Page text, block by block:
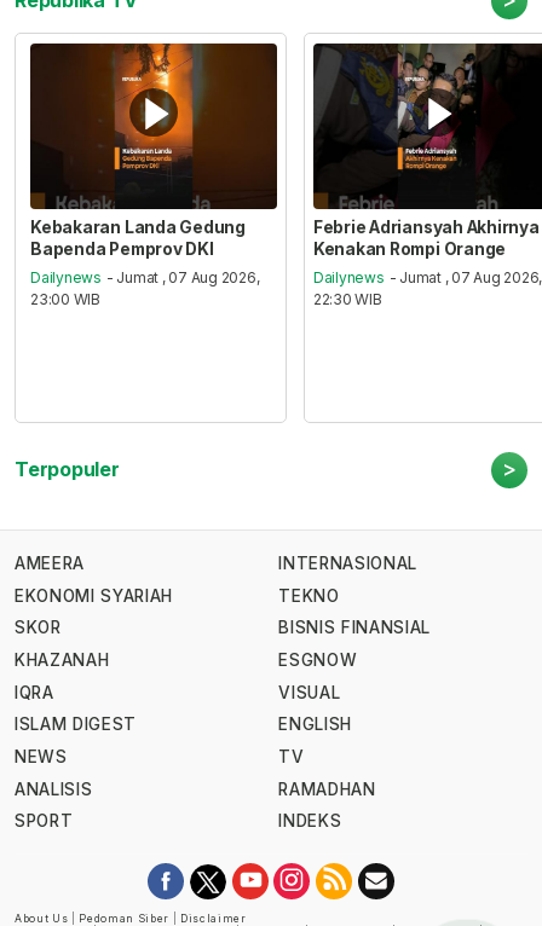
Kebakaran Landa Gedung
Bapenda Pemprov DKI
Dailynews - Jumat , 07 Aug 2026,
23:00 WIB
Febrie Adriansyah Akhirnya
Kenakan Rompi Orange
Dailynews - Jumat , 07 Aug 2026,
22:30 WIB
Terpopuler >
AMEERA
EKONOMI SYARIAH
SKOR
KHAZANAH
IQRA
ISLAM DIGEST
NEWS
ANALISIS
SPORT
INTERNASIONAL
TEKNO
BISNIS FINANSIAL
ESGNOW
VISUAL
ENGLISH
TV
RAMADHAN
INDEKS
About Us Pedoman Siber Disclaimer